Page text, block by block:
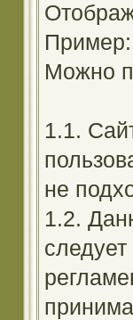
Пример:
Можно
1.1.
не
1.2.